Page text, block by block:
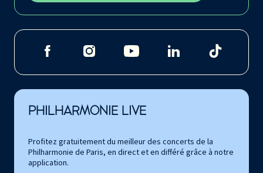
PHILHARMONIE LIVE
Profitez gratuitement du meilleur des concerts de la
Philharmonie de Paris, en direct et en différé grâce à notre
application.